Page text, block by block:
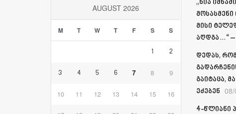
AUGUST 2026
M T W T F S S
1 2
3 4 5 6 7 8 9
10 11 12 13 14 15 16
„ნია
მისი
აღდგა…“ –
დედას,
გაიტაცა,
ეძებენ
4-წლიანი